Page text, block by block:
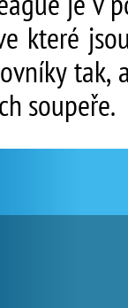
které
tak,
soupeře.